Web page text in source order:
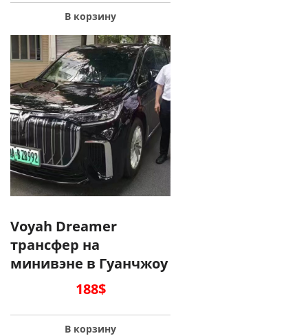
В корзину
Voyah Dreamer
трансфер на
минивэне в Гуанчжоу
188$
В корзину